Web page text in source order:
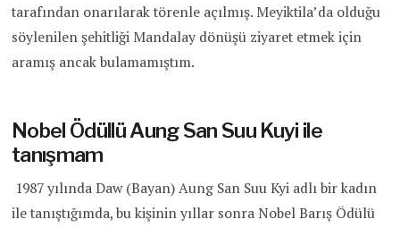
tarafından onarılarak törenle açılmış. Meyiktila’da olduğu
söylenilen şehitliği Mandalay dönüşü ziyaret etmek için
aramış ancak bulamamıştım.
Nobel Ödüllü Aung San Suu Kuyi ile
tanışmam
1987 yılında Daw (Bayan) Aung San Suu Kyi adlı bir kadın
ile tanıştığımda, bu kişinin yıllar sonra Nobel Barış Ödülü